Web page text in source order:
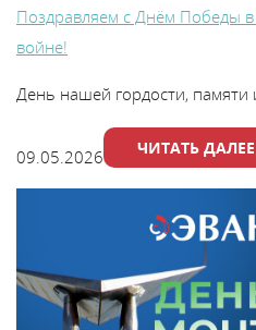
Поздравляем с Днём Победы
войне!
День нашей гордости, памяти
09.05.2026 ЧИТАТЬ ДАЛЕЕ